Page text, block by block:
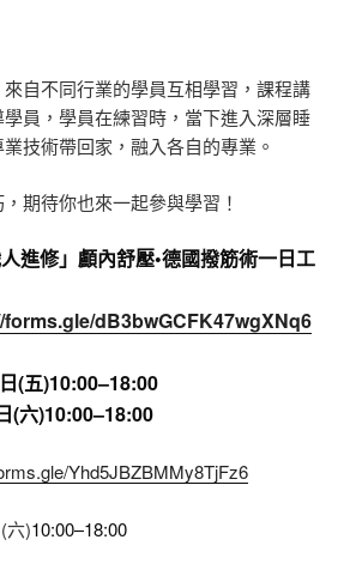
自不同行業的學員互相學習，課程講
員，學員在練習時，當下進入深層睡
技術帶回家，融入各自的專業。
期待你也來一起參與學習！
人進修」顱內舒壓•德國撥筋術一日工
dB3bwGCFK47wgXNq6
(五)10:00–18:00
(六)10:00–18:00
Yhd5JBZBMMy8TjFz6
六)10:00–18:00